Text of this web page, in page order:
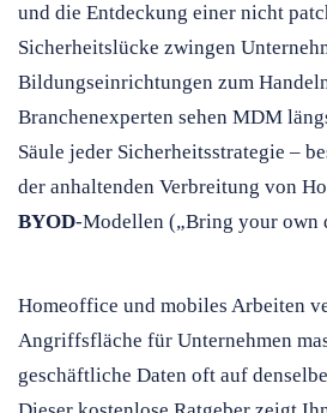
und die Entdeckung einer nicht
Sicherheitslücke zwingen
Bildungseinrichtungen zum
Branchenexperten sehen MDM
Säule jeder Sicherheitsstrategie –
der anhaltenden Verbreitung von
BYOD-Modellen („Bring your own
Homeoffice und mobiles Arbeiten
Angriffsfläche für Unternehmen
geschäftliche Daten oft auf